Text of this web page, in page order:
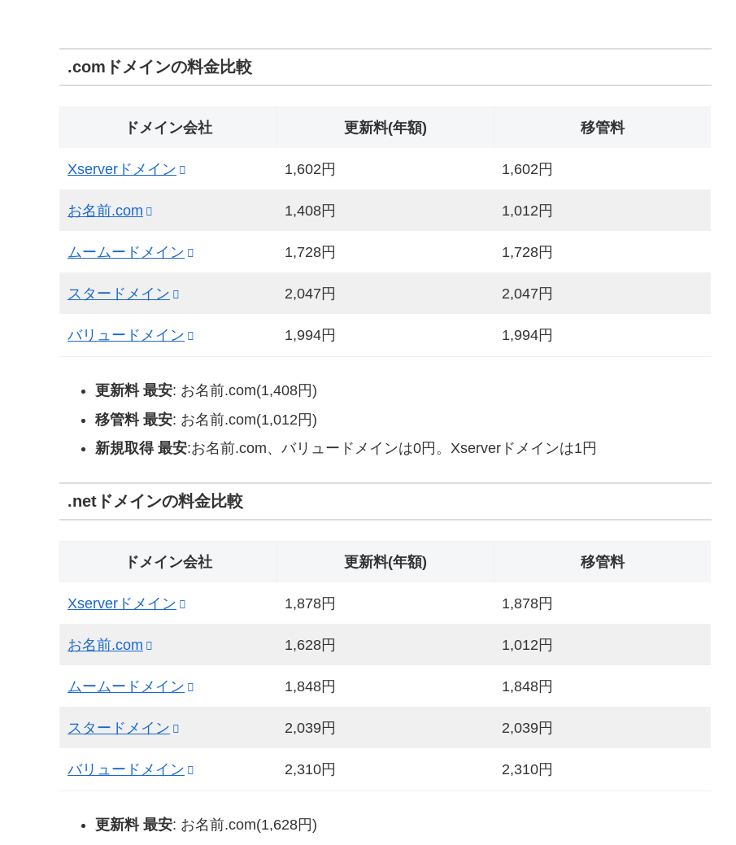
.comドメインの料金比較
ドメイン会社 更新料(年額) 移管料
Xserverドメイン 1,602円 1,602円
お名前.com 1,408円 1,012円
ムームードメイン 1,728円 1,728円
スタードメイン 2,047円 2,047円
バリュードメイン 1,994円 1,994円
更新料 最安: お名前.com(1,408円)
移管料 最安: お名前.com(1,012円)
新規取得 最安:お名前.com、バリュードメインは0円。Xserverドメインは1円
.netドメインの料金比較
ドメイン会社 更新料(年額) 移管料
Xserverドメイン 1,878円 1,878円
お名前.com 1,628円 1,012円
ムームードメイン 1,848円 1,848円
スタードメイン 2,039円 2,039円
バリュードメイン 2,310円 2,310円
更新料 最安: お名前.com(1,628円)